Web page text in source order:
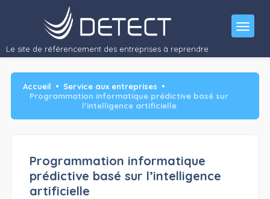
Activité : Société technologique développant et exploitant des…"/>
Le site de référencement des entreprises à reprendre
Accueil
Service aux entreprises
Programmation informatique prédictive basé sur
l’intelligence artificielle
Programmation informatique
prédictive basé sur l’intelligence
artificielle